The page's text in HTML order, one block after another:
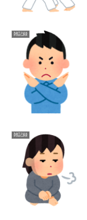
雑記録
雑記録